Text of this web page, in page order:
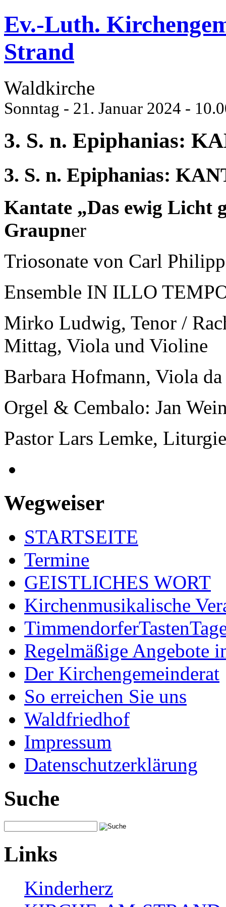
Ev.-Luth.
Strand
Waldkirche
Sonntag - 21. Januar 2024 -
3. S. n. Epiphanias:
3. S. n. Epiphanias:
Kantate „Das ewig Licht
Graupner
Triosonate von Carl
Ensemble IN ILLO
Mirko Ludwig, Tenor /
Mittag, Viola und Violine
Barbara Hofmann, Viola da
Orgel & Cembalo: Jan
Pastor Lars Lemke,
Wegweiser
STARTSEITE
Termine
GEISTLICHES WORT
Kirchenmusikalische
Regelmäßige Angebote
Der Kirchengemeinderat
So erreichen Sie uns
Waldfriedhof
Impressum
Datenschutzerklärung
Suche
Links
Kinderherz